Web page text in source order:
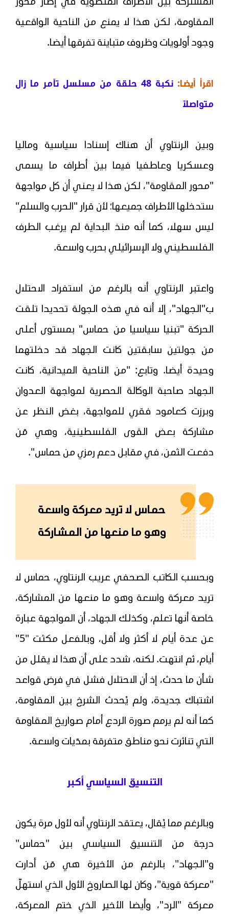
المشتركة بين الأطراف المنضوية في إطار محور
المقاومة، لكن هذا لا يمنع من الناحية الواقعية
وجود أولويات وظروف متباينة تفرقها أيضا.
اقرأ أيضا: نكبة 48 حلقة من مسلسل تآمر ما زال
متواصلاً
وبين الرنتاوي أن هناك إسنادا سياسية وماليا
وعسكريا وعاطفيا فيما بين أطراف ما يسمى
"محور المقاومة"، لكن هذا لا يعني أن كل مواجهة
ستدخلها الأطراف جميعها؛ لأن قرار "الحرب والسلم"
ليس سهلا، كما أنه منذ البداية لم يرغب الطرف
الفلسطيني ولا الإسرائيلي بحرب واسعة.
واعتبر الرنتاوي أنه بالرغم من استفراد الاحتلال
ب"الجهاد"، إلا أنه في هذه الجولة تحديدا تلقت
الحركة "تبنيا سياسيا من حماس" بمستوى أعلى
من جولتين سابقتين كانت الجهاد قد دخلتهما
وحيدة أيضا. وتابع: "من الناحية الميدانية، كانت
الجهاد صاحبة الوكالة الحصرية لمواجهة العدوان
وبرزت كعامود فقري للمواجهة، بغض النظر عن
مشاركة بعض القوى الفلسطينية، وهي مَن
دفعت الثمن، في مقابل دعم رمزي من حماس".
حماس لا تريد معركة واسعة
وهو ما منعها من المشاركة
وبحسب الكاتب الصحفي عريب الرنتاوي، حماس لا
تريد معركة واسعة وهو ما منعها من المشاركة،
خاصة أنها تعلم، وكذلك الجهاد، أن المواجهة عبارة
عن عدة أيام لا أكثر ولا أقل، وبالفعل مكثت "5"
أيام، ثم انتهت. لكنه، شدد على أن هذا لا يقلل من
شأن ما حدث، إذ أن الاحتلال فشل في فرض قواعد
اشتباك جديدة، ولم يُحدث الشرخ بين المقاومة،
كما أنه لم يرمم صورة الردع أمام صواريخ المقاومة
التي تناثرت نحو مناطق متفرقة بمدَيات واسعة.
التنسيق السياسي أكبر
وبالرغم مما يُقال، يعتقد الرنتاوي أنه لأول مرة يكون
درجة من التنسيق السياسي بين "حماس"
و"الجهاد"، بالرغم من الأخيرة هي مَن أدارت
"معركة قوية"، وكان لها الصاروخ الأول الذي استهلّ
معركة "الرد"، وأيضا الأخير الذي ختم المعركة،